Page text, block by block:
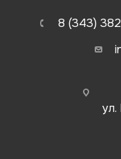
8 (343)
ул.